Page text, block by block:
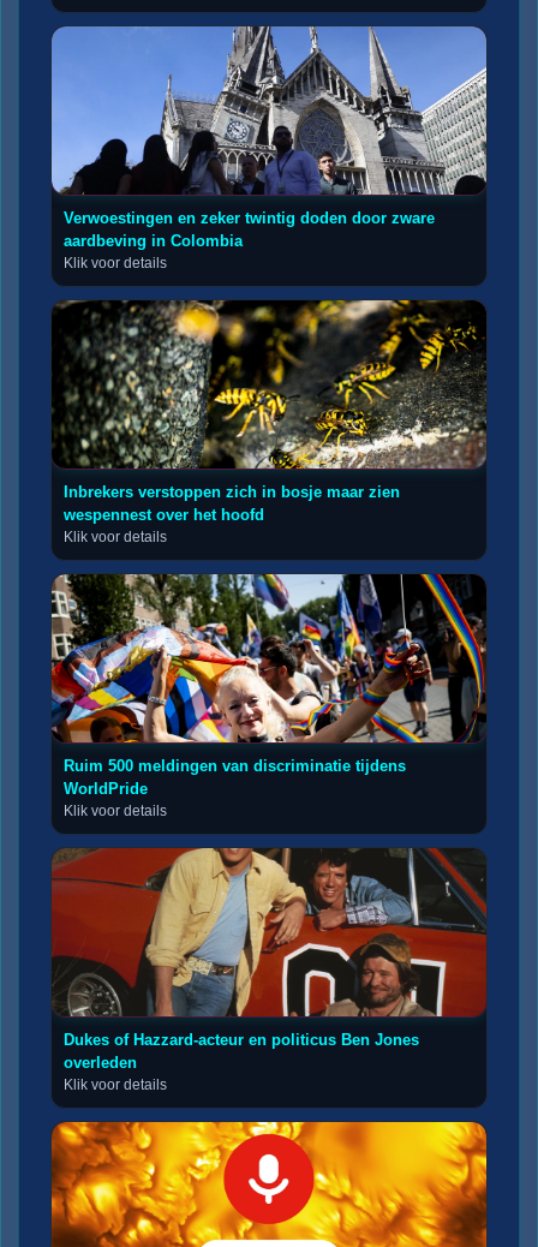
Verwoestingen en zeker twintig doden door zware
aardbeving in Colombia
Klik voor details
Inbrekers verstoppen zich in bosje maar zien
wespennest over het hoofd
Klik voor details
Ruim 500 meldingen van discriminatie tijdens
WorldPride
Klik voor details
Dukes of Hazzard-acteur en politicus Ben Jones
overleden
Klik voor details